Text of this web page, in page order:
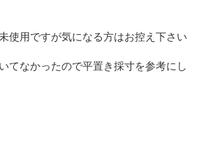
使用ですが気になる方はお控え下さい
てなかったので平置き採寸を参考にし